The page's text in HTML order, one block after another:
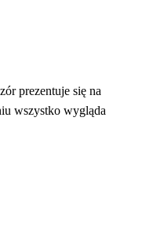
prezentuje się na
wszystko wygląda